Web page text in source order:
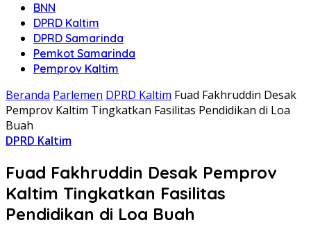
BNN
DPRD Kaltim
DPRD Samarinda
Pemkot Samarinda
Pemprov Kaltim
Beranda Parlemen DPRD Kaltim Fuad Fakhruddin Desak
Pemprov Kaltim Tingkatkan Fasilitas Pendidikan di Loa
Buah
DPRD Kaltim
Fuad Fakhruddin Desak Pemprov
Kaltim Tingkatkan Fasilitas
Pendidikan di Loa Buah